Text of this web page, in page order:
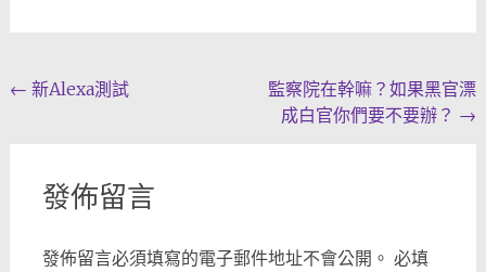
Post
← 新Alexa測試
監察院在幹嘛？如果黑官漂
成白官你們要不要辦？ →
發佈留言
發佈留言必須填寫的電子郵件地址不會公開。 必填